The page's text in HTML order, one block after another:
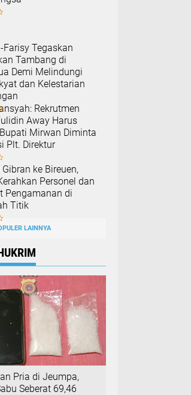
Farisy Tegaskan
Tambang di
Demi Melindungi
dan Kelestarian
Rekrutmen
Away Harus
Mirwan Diminta
Plt. Direktur
ke Bireuen,
Personel dan
Pengamanan di
Titik
LAINNYA
Pria di Jeumpa,
Seberat 69,46